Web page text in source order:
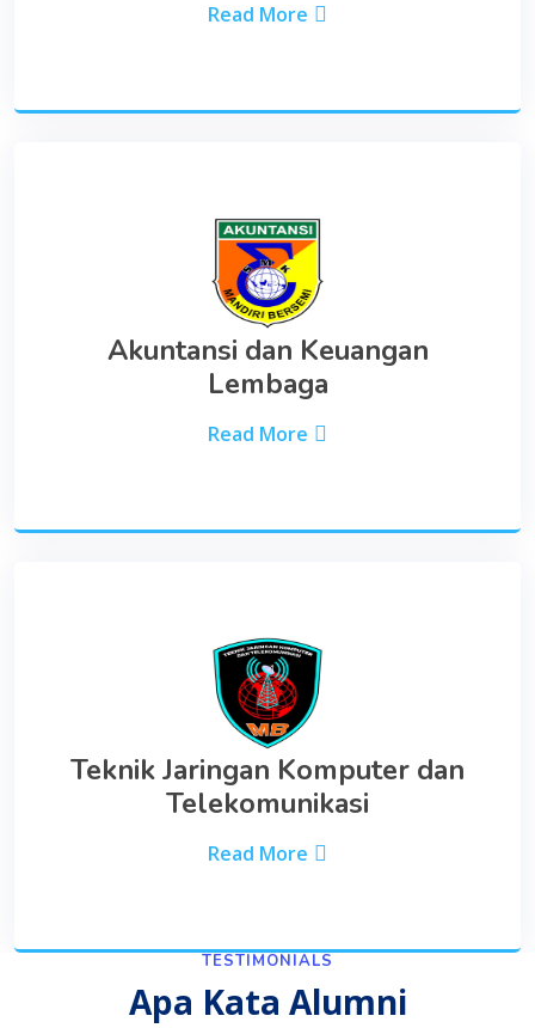
Read More
Akuntansi dan Keuangan
Lembaga
Read More
Teknik Jaringan Komputer dan
Telekomunikasi
Read More
TESTIMONIALS
Apa Kata Alumni